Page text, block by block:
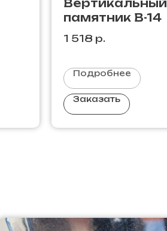
Вертикальный
памятник В-14
1 518 р.
Подробнее
Заказать